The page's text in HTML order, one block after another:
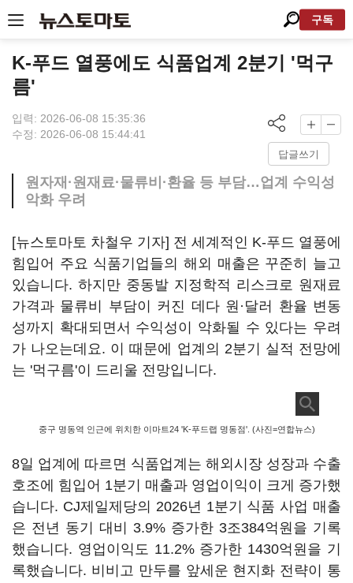
구독
K-푸드 열풍에도 식품업계 2분기 '먹구
름'
입력: 2026-06-08 15:35:36
수정: 2026-06-08 15:44:41
답글쓰기
원자재·원재료·물류비·환율 등 부담…업계 수익성
악화 우려
[뉴스토마토 차철우 기자] 전 세계적인 K-푸드 열풍에
힘입어 주요 식품기업들의 해외 매출은 꾸준히 늘고
있습니다. 하지만 중동발 지정학적 리스크로 원재료
가격과 물류비 부담이 커진 데다 원·달러 환율 변동
성까지 확대되면서 수익성이 악화될 수 있다는 우려
가 나오는데요. 이 때문에 업계의 2분기 실적 전망에
는 '먹구름'이 드리울 전망입니다.
중구 명동역 인근에 위치한 이마트24 'K-푸드랩 명동점'. (사진=연합뉴스)
8일 업계에 따르면 식품업계는 해외시장 성장과 수출
호조에 힘입어 1분기 매출과 영업이익이 크게 증가했
습니다. CJ제일제당의 2026년 1분기 식품 사업 매출
은 전년 동기 대비 3.9% 증가한 3조384억원을 기록
했습니다. 영업이익도 11.2% 증가한 1430억원을 기
록했습니다. 비비고 만두를 앞세운 현지화 전략이 통